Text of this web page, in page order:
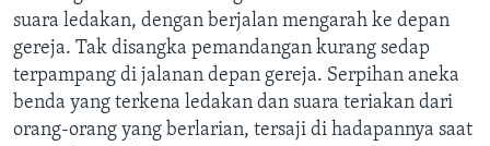
suara ledakan, dengan berjalan mengarah ke depan
gereja. Tak disangka pemandangan kurang sedap
terpampang di jalanan depan gereja. Serpihan aneka
benda yang terkena ledakan dan suara teriakan dari
orang-orang yang berlarian, tersaji di hadapannya saat